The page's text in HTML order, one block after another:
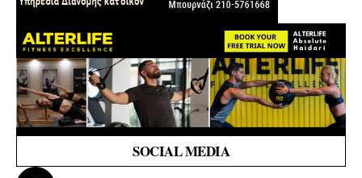
SOCIAL MEDIA